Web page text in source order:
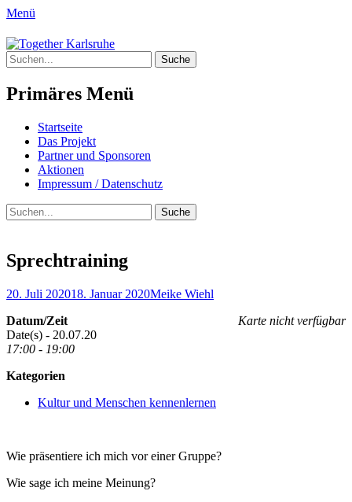
Menü
Together Karlsruhe
Integration von jungen Menschen mit
Fluchterfahrung und
Migrationshintergrund
Suche
nach:
Primäres Menü
Springe
zum
Inhalt
Startseite
Das Projekt
Partner und Sponsoren
Aktionen
Impressum / Datenschutz
Suchen
Suche
nach:
Sprechtraining
Posted
20. Juli 202018. Januar 2020Author
Meike Wiehl
Karte nicht verfügbar
Datum/Zeit
Date(s) - 20.07.20
17:00 - 19:00
Kategorien
Kultur und Menschen kennenlernen
Wie präsentiere ich mich vor einer Gruppe?
Wie sage ich meine Meinung?